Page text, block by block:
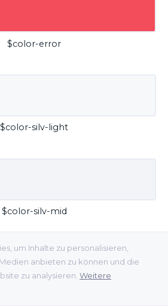
um Inhalte zu personalisieren,
anbieten zu können und die
zu analysieren. Weitere
$color-error
$color-silv-light
$color-silv-mid